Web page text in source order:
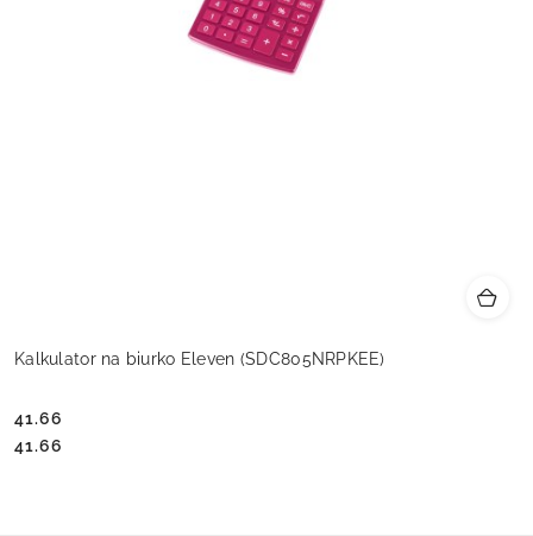
Kalkulator na biurko Eleven (SDC805NRPKEE)
Cena:
41.66
Cena:
41.66